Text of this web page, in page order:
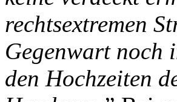
rechtsextremen
Gegenwart noch
den Hochzeiten